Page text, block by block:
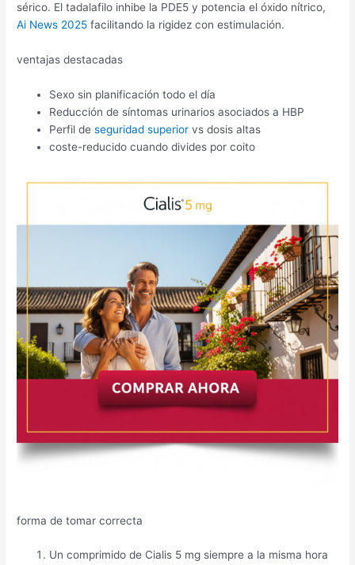
sérico. El tadalafilo inhibe la PDE5 y potencia el óxido nítrico,
Ai News 2025 facilitando la rigidez con estimulación.
ventajas destacadas
Sexo sin planificación todo el día
Reducción de síntomas urinarios asociados a HBP
Perfil deseguridad superior vs dosis altas
coste-reducido cuando divides por coito
forma de tomar correcta
Un comprimido de Cialis 5 mg siempre a la misma hora